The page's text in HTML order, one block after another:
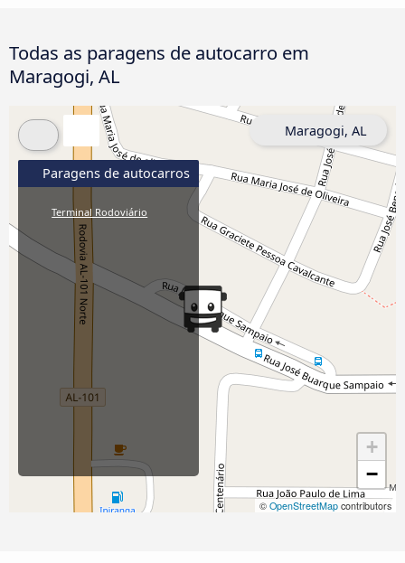
Todas as paragens de autocarro em
Maragogi, AL
+
−
© OpenStreetMap contributors
Paragens de autocarros
Terminal Rodoviário
Maragogi, AL